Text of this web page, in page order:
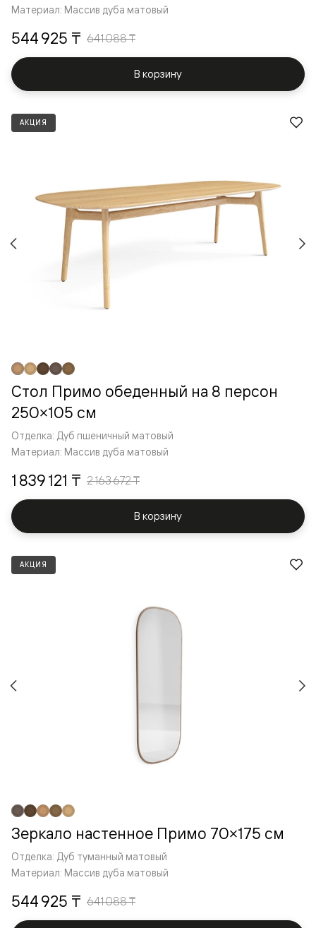
Материал: Массив дуба матовый
544 925 ₸ 641 088 ₸
В корзину
АКЦИЯ
Стол Примо обеденный на 8 персон
250×105 см
Отделка: Дуб пшеничный матовый
Материал: Массив дуба матовый
1 839 121 ₸ 2 163 672 ₸
В корзину
АКЦИЯ
Зеркало настенное Примо 70×175 cм
Отделка: Дуб туманный матовый
Материал: Массив дуба матовый
544 925 ₸ 641 088 ₸